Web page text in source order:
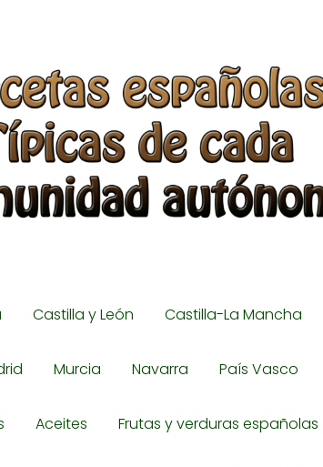
Castilla y León Castilla-La Mancha
Murcia Navarra País Vasco
Aceites Frutas y verduras españolas